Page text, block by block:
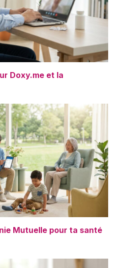
Doxy.me et la
Mutuelle pour ta santé